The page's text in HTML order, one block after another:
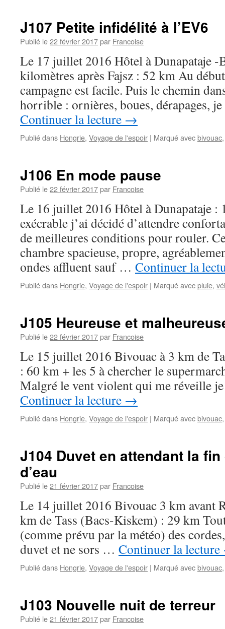
J107 Petite infidélité à l’EV6
Publié le22 février 2017par Francoise
Le 17 juillet 2016 Hôtel à Dunapataje -
kilomètres après Fajsz : 52 km Au
campagne est facile. Puis le chemin
horrible : ornières, boues, dérapages,
Continuer la lecture →
Publié dans Hongrie, Voyage de l'espoir | Marqué avecbivouac
J106 En mode pause
Publié le22 février 2017par Francoise
Le 16 juillet 2016 Hôtel à Dunapataje :
exécrable j’ai décidé d’attendre
de meilleures conditions pour rouler.
chambre spacieuse, propre,
ondes affluent sauf … Continuer la
Publié dans Hongrie, Voyage de l'espoir | Marqué avecpluie,
J105 Heureuse et
Publié le22 février 2017par Francoise
Le 15 juillet 2016 Bivouac à 3 km de
: 60 km + les 5 à chercher le
Malgré le vent violent qui me réveille
Continuer la lecture →
Publié dans Hongrie, Voyage de l'espoir | Marqué avecbivouac
J104 Duvet en attendant la
d’eau
Publié le21 février 2017par Francoise
Le 14 juillet 2016 Bivouac 3 km avant
km de Tass (Bacs-Kiskem) : 29 km
(comme prévu par la météo) des
duvet et ne sors … Continuer la lecture
Publié dans Hongrie, Voyage de l'espoir | Marqué avecbivouac
J103 Nouvelle nuit de terreur
Publié le21 février 2017par Francoise